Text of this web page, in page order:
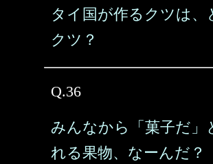
タイ国が作るクツは、
クツ？
Q.36
みんなから「菓子だ」
れる果物、なーんだ？